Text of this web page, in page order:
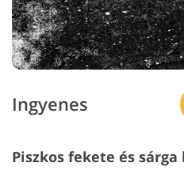
Ingyenes